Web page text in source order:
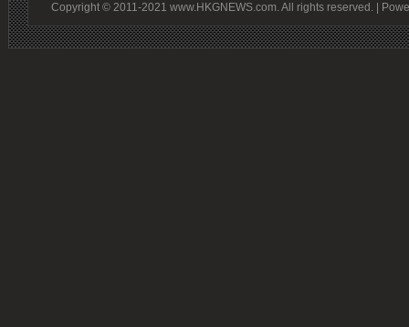
Copyright © 2011-2021 www.HKGNEWS.com. All rights reserved. |